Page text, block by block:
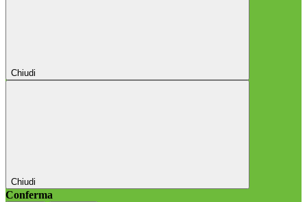
Chiudi
Chiudi
Conferma